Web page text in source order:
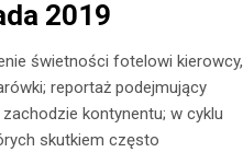
2019
świetności fotelowi kierowcy,
reportaż podejmujący
kontynentu; w cyklu
skutkiem często